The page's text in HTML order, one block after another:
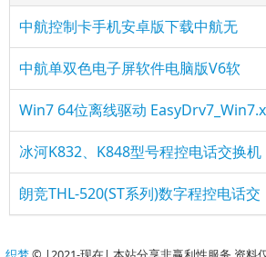
中航控制卡手机安卓版下载中航无
中航单双色电子屏软件电脑版V6软
Win7 64位离线驱动
冰河K832、K848型号程控电话交换机
朗竞THL-520(ST系列)数字程控电话交